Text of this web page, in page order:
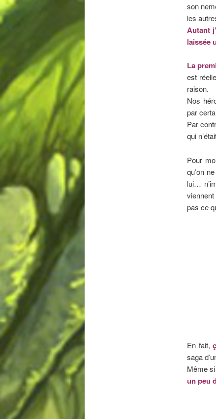
son
les
Autant
laissée
La
est
raison.
Nos
par
Par
qui
Pour
qu’on
lui…
pas ce
En fait,
saga
Même
un peu